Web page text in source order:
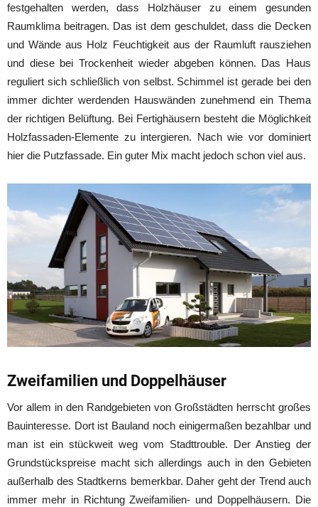
festgehalten werden, dass Holzhäuser zu einem gesunden
Raumklima beitragen. Das ist dem geschuldet, dass die Decken
und Wände aus Holz Feuchtigkeit aus der Raumluft rausziehen
und diese bei Trockenheit wieder abgeben können. Das Haus
reguliert sich schließlich von selbst. Schimmel ist gerade bei den
immer dichter werdenden Hauswänden zunehmend ein Thema
der richtigen Belüftung. Bei Fertighäusern besteht die Möglichkeit
Holzfassaden-Elemente zu intergieren. Nach wie vor dominiert
hier die Putzfassade. Ein guter Mix macht jedoch schon viel aus.
Zweifamilien und Doppelhäuser
Vor allem in den Randgebieten von Großstädten herrscht großes
Bauinteresse. Dort ist Bauland noch einigermaßen bezahlbar und
man ist ein stückweit weg vom Stadttrouble. Der Anstieg der
Grundstückspreise macht sich allerdings auch in den Gebieten
außerhalb des Stadtkerns bemerkbar. Daher geht der Trend auch
immer mehr in Richtung Zweifamilien- und Doppelhäusern. Die